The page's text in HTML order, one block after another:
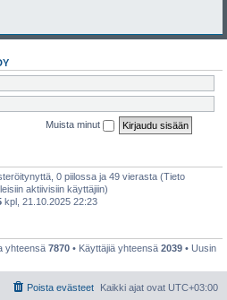
Muista minut
0 piilossa ja 49 vierasta (Tieto
aktiivisiin käyttäjiin)
kpl, 21.10.2025 22:23
yhteensä 7870 • Käyttäjiä yhteensä 2039 • Uusin
Kaikki ajat ovat UTC+03:00
Poista evästeet